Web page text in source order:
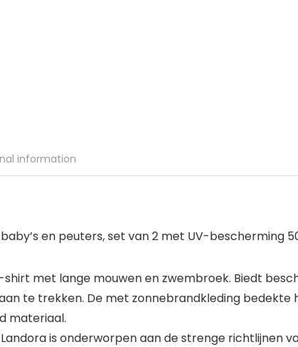
information
en peuters, set van 2 met UV-bescherming
met lange mouwen en zwembroek. Biedt
te trekken. De met zonnebrandkleding
materiaal.
is onderworpen aan de strenge richtlijnen